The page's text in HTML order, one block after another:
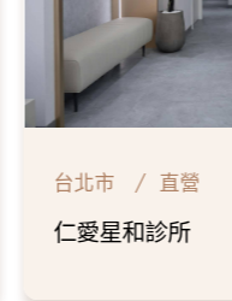
台北市 直營
仁愛星和診所